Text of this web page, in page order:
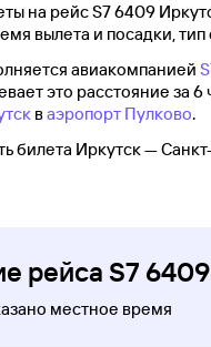
на рейс S7 6409
вылета и посадки,
авиакомпанией
это расстояние за
ваэропорт Пулково.
билета Иркутск —
рейса S7 6409
местное время